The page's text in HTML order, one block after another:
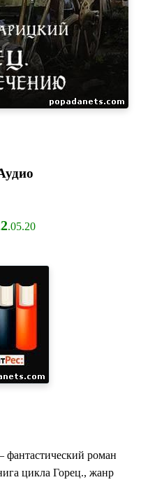
.05.20
роман
цикла Горец., жанр